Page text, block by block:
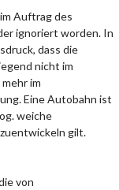
Auftrag des
ignoriert worden. In
dass die
nicht im
im
Eine Autobahn ist
weiche
gilt.
von